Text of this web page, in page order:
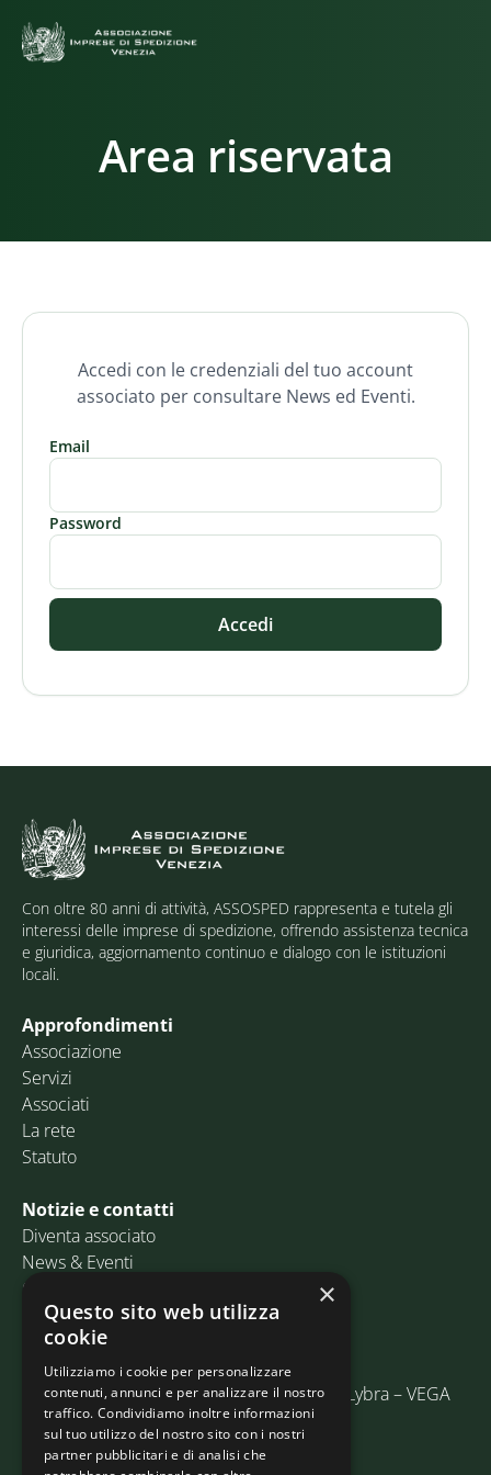
Area riservata
Accedi con le credenziali del tuo account
associato per consultare News ed Eventi.
Email
Password
Accedi
Con oltre 80 anni di attività, ASSOSPED rappresenta e tutela gli
interessi delle imprese di spedizione, offrendo assistenza tecnica
e giuridica, aggiornamento continuo e dialogo con le istituzioni
locali.
Approfondimenti
Associazione
Servizi
Associati
La rete
Statuto
Notizie e contatti
Diventa associato
News & Eventi
Contatti
Email:info@assosped.it
PEC: assospedvenezia@pec.fedespedi.it
Indirizzo: Via delle Industrie, 19/C Edificio Lybra – VEGA
30175 Marghera (VE)
×
Questo sito web utilizza
cookie
Utilizziamo i cookie per personalizzare
contenuti, annunci e per analizzare il nostro
traffico. Condividiamo inoltre informazioni
sul tuo utilizzo del nostro sito con i nostri
partner pubblicitari e di analisi che